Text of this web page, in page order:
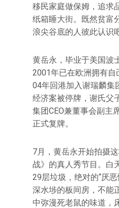
移民家庭做保姆，追求
纸箱睡大街。既然贫富
浪尖谷底的人彼此认识
黄岳永，毕业于美国波
2001年已在欧洲拥有自
04年回港加入谢瑞麟集
经济案被停牌，谢氏父
集团CEO兼董事会副主
正式复牌。
7月，黄岳永开始拍摄
战》的真人秀节目。白
29层垃圾，绝对的“厌
深水埗的板间房，不能
中弥漫死老鼠的味道，